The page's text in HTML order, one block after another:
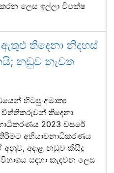
ලෙස ඉල්ලා විපක්ෂ
තිදෙනා නිදහස්
නඩුව නැවත
හිටපු අමාත්‍ය
තිදෙනා
2023 වසරේ
අභියාචනාධිකරණය
අදාළ නඩුව කිසිදු
සඳහා කැඳවන ලෙස